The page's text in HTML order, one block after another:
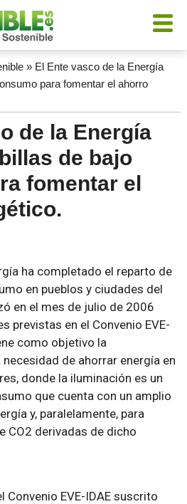
» El Ente vasco de la Energía
para fomentar el ahorro
de la Energía
de bajo
fomentar el
ha completado el reparto de
en pueblos y ciudades del
en el mes de julio de 2006
previstas en el Convenio EVE-
como objetivo la
de ahorrar energía en
donde la iluminación es un
que cuenta con un amplio
y, paralelamente, para
CO2 derivadas de dicho
Convenio EVE-IDAE suscrito